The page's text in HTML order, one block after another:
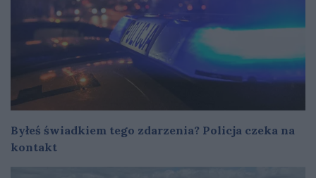
Byłeś świadkiem tego zdarzenia? Policja czeka na
kontakt